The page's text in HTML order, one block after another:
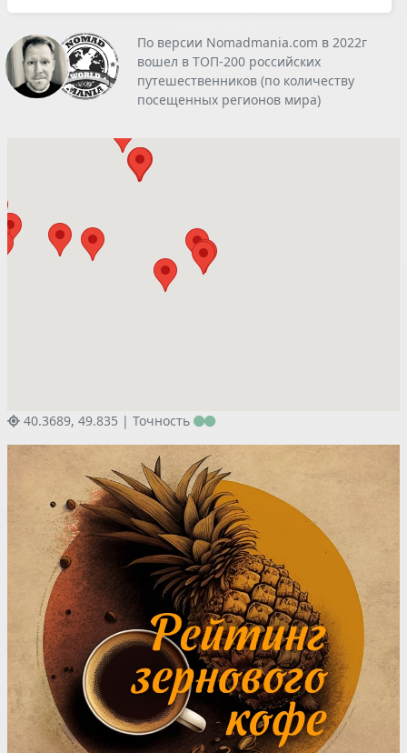
По версии Nomadmania.com в 2022г
вошел в ТОП-200 российских
путешественников (по количеству
посещенных регионов мира)
40.3689, 49.835 | Точность